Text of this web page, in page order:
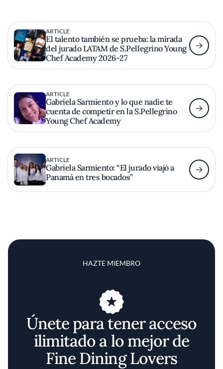
ARTICLE
El talento también se prueba: la mirada
del jurado LATAM de S.Pellegrino Young
Chef Academy 2026-27
ARTICLE
Gabriela Sarmiento y lo que nadie te
cuenta de competir en la S.Pellegrino
Young Chef Academy
ARTICLE
Gabriela Sarmiento: “El jurado viajó a
Panamá en tres bocados”
HAZTE MIEMBRO
Únete para tener acceso
ilimitado a lo mejor de
Fine Dining Lovers